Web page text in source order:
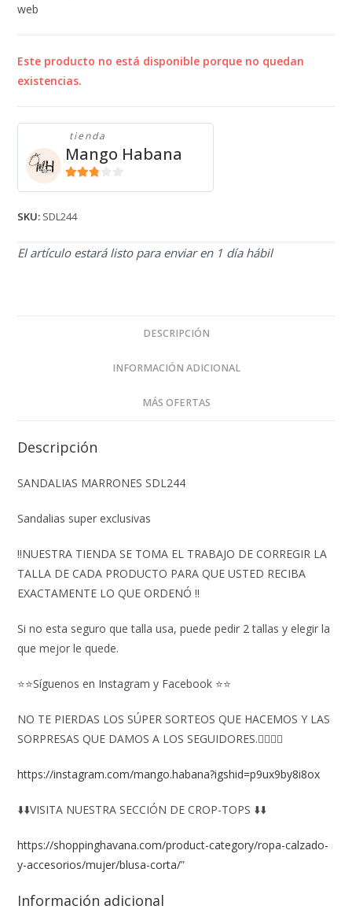
web
Este producto no está disponible porque no quedan
existencias.
tienda
Mango Habana
SKU: SDL244
El artículo estará listo para enviar en 1 día hábil
DESCRIPCIÓN
INFORMACIÓN ADICIONAL
MÁS OFERTAS
Descripción
SANDALIAS MARRONES SDL244
Sandalias super exclusivas
‼️NUESTRA TIENDA SE TOMA EL TRABAJO DE CORREGIR LA
TALLA DE CADA PRODUCTO PARA QUE USTED RECIBA
EXACTAMENTE LO QUE ORDENÓ ‼️
Si no esta seguro que talla usa, puede pedir 2 tallas y elegir la
que mejor le quede.
⭐⭐Síguenos en Instagram y Facebook ⭐⭐
NO TE PIERDAS LOS SÚPER SORTEOS QUE HACEMOS Y LAS
SORPRESAS QUE DAMOS A LOS SEGUIDORES.👇🏻👇🏻
https://instagram.com/mango.habana?igshid=p9ux9by8i8ox
⬇️⬇️VISITA NUESTRA SECCIÓN DE CROP-TOPS ⬇️⬇️
https://shoppinghavana.com/product-category/ropa-calzado-
y-accesorios/mujer/blusa-corta/”
Información adicional